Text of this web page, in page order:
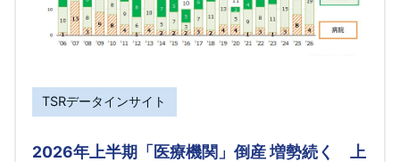
TSRデータインサイト
2026年上半期「医療機関」倒産 増勢続く 上